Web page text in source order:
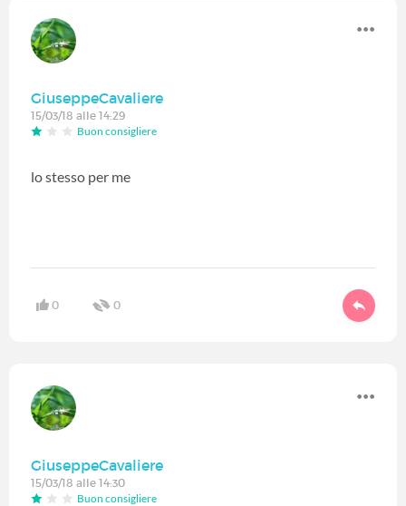
GiuseppeCavaliere
15/03/18 alle 14:29
Buon consigliere
lo stesso per me
0 0
GiuseppeCavaliere
15/03/18 alle 14:30
Buon consigliere